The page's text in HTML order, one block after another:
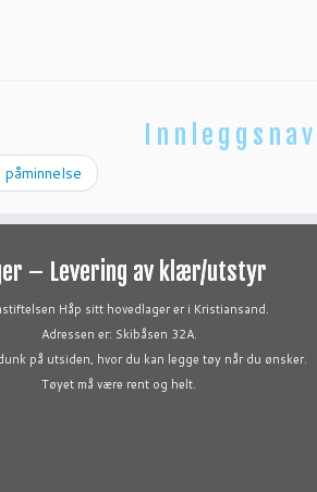
– Levering av klær/utstyr
Håp sitt hovedlager er i Kristiansand.
Adressen er: Skibåsen 32A.
på utsiden, hvor du kan legge tøy når du ønsker.
Tøyet må være rent og helt.